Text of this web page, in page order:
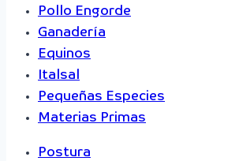
Pollo Engorde
Ganadería
Equinos
Italsal
Pequeñas Especies
Materias Primas
Postura